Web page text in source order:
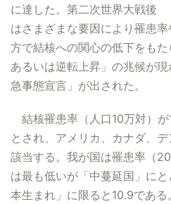
に達した。第二次世界大戦後
はさまざまな要因により罹患
方で結核への関心の低下をもた
あるいは逆転上昇」の兆候が
急事態宣言」が出された。
結核罹患率（人口10万対）が
とされ、アメリカ、カナダ、
該当する。我が国は罹患率（
は最も低いが「中蔓延国」に
本生まれ」に限ると10.9であ